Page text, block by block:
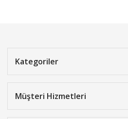
Kategoriler
Müşteri Hizmetleri